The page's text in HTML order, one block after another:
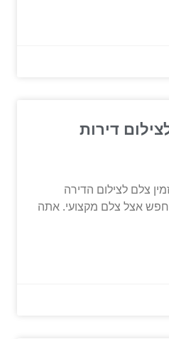
דירות
צלם לצילום הדירה
אצל צלם מקצועי. אתה